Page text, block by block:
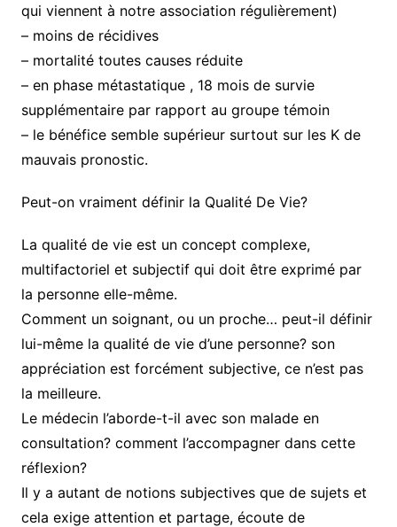
qui viennent à notre association régulièrement)
– moins de récidives
– mortalité toutes causes réduite
– en phase métastatique , 18 mois de survie
supplémentaire par rapport au groupe témoin
– le bénéfice semble supérieur surtout sur les K de
mauvais pronostic.
Peut-on vraiment définir la Qualité De Vie?
La qualité de vie est un concept complexe,
multifactoriel et subjectif qui doit être exprimé par
la personne elle-même.
Comment un soignant, ou un proche… peut-il définir
lui-même la qualité de vie d’une personne? son
appréciation est forcément subjective, ce n’est pas
la meilleure.
Le médecin l’aborde-t-il avec son malade en
consultation? comment l’accompagner dans cette
réflexion?
Il y a autant de notions subjectives que de sujets et
cela exige attention et partage, écoute de